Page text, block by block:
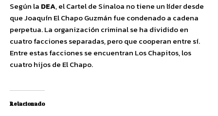
Según la DEA, el Cartel de Sinaloa no tiene un líder desde
que Joaquín El Chapo Guzmán fue condenado a cadena
perpetua. La organización criminal se ha dividido en
cuatro facciones separadas, pero que cooperan entre sí.
Entre estas facciones se encuentran Los Chapitos, los
cuatro hijos de El Chapo.
Relacionado